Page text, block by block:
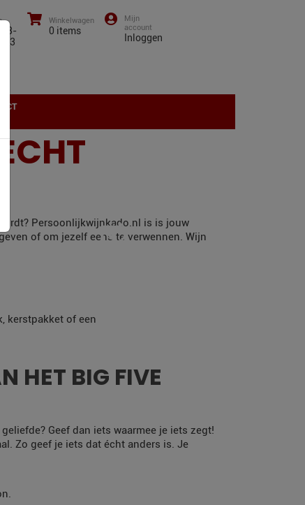
13
Winkelwagen
0 items
Inloggen
Persoonlijkwijnkado.nl is is jouw
of om jezelf eens te verwennen. Wijn
kerstpakket of een
HET BIG FIVE
Geef dan iets waarmee je iets zegt!
Zo geef je iets dat écht anders is. Je